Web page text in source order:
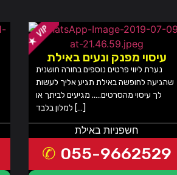
עיסוי מפנק ונעים באילת
נערת ליווי פרטים נוספים בחורה חושנית
שהגיעה לחופשה באילת תגיע אליך לעשות
לך עיסוי מהסרטים….. מגיעים לביתך או
למלון בלבד […]
חשפניות באילת
055-9662529